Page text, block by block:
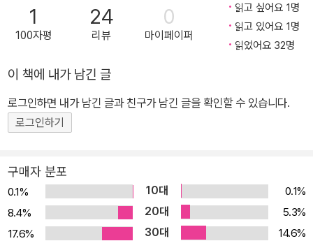
1
100자평
24
리뷰
0
마이페이퍼
읽고 싶어요 1명
읽고 있어요 1명
읽었어요 32명
이 책에 내가 남긴 글
로그인하면 내가 남긴 글과 친구가 남긴 글을 확인할 수 있습니다.
로그인하기
구매자 분포
0.1% 10대
0.1%
8.4%
20대
5.3%
17.6%
30대
14.6%